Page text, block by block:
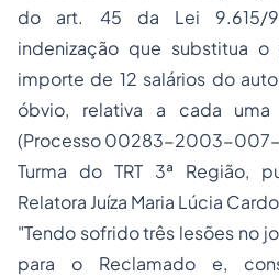
do art. 45 da Lei 9.615/
indenização que substitua
importe de 12 salários do
óbvio, relativa a cada uma
(Processo 00283-2003-
Turma do TRT 3ª Região,
Relatora Juíza Maria Lúcia
"Tendo sofrido três lesões no
para o Reclamado e,